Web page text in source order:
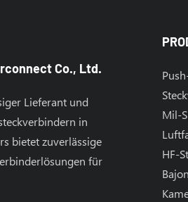
Co., Ltd.
Lieferant und
in
bietet zuverlässige
für
Mil-
HF-